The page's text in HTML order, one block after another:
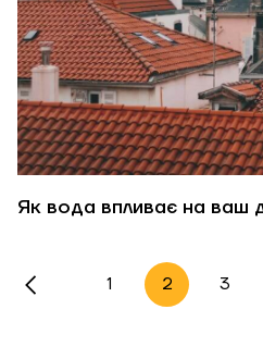
Як вода впливає на ваш
1 2 3